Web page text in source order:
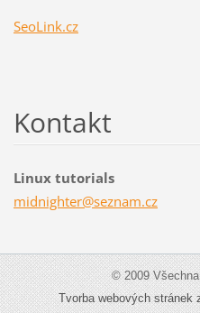
SeoLink.cz
Kontakt
Linux tutorials
midnighter@seznam.cz
© 2009
Tvorba webových stránek